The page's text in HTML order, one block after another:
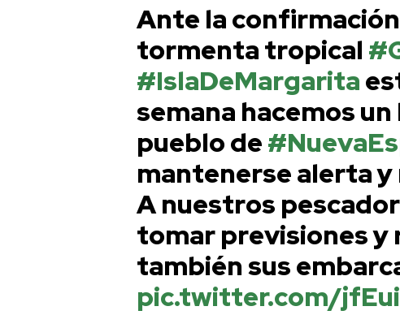
Ante la
tormenta tropical
#IslaDeMargarita
semana hacemos
pueblo de
mantenerse alerta
A nuestros
tomar previsiones y
también sus
pic.twitter.com/